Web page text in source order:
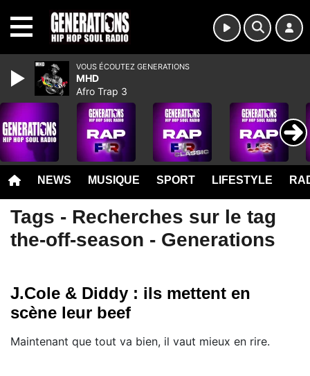
NEWS MUSIQUE SPORT LIFESTYLE
Tags - Recherches sur le tag
the-off-season - Generations
J.Cole & Diddy : ils mettent en
scène leur beef
Maintenant que tout va bien, il vaut mieux en rire.
VOUS ÉCOUTEZ GENERATIONS
MHD
Afro Trap 3